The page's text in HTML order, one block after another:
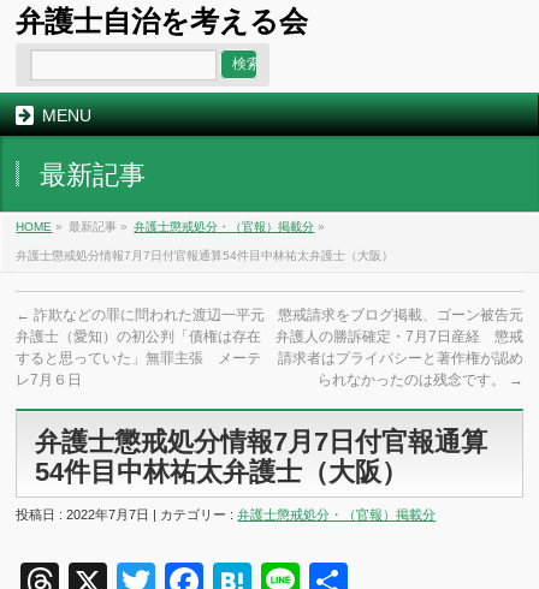
弁護士自治を考える会
MENU
最新記事
HOME » 最新記事 » 弁護士懲戒処分・（官報）掲載分 »
弁護士懲戒処分情報7月7日付官報通算54件目中林祐太弁護士（大阪）
← 詐欺などの罪に問われた渡辺一平元
弁護士（愛知）の初公判「債権は存在
すると思っていた」無罪主張 メーテ
レ7月６日
懲戒請求をブログ掲載、ゴーン被告元
弁護人の勝訴確定・7月7日産経 懲戒
請求者はプライバシーと著作権が認め
られなかったのは残念です。
→
弁護士懲戒処分情報7月7日付官報通算
54件目中林祐太弁護士（大阪）
投稿日 : 2022年7月7日 | カテゴリー :弁護士懲戒処分・（官報）掲載分